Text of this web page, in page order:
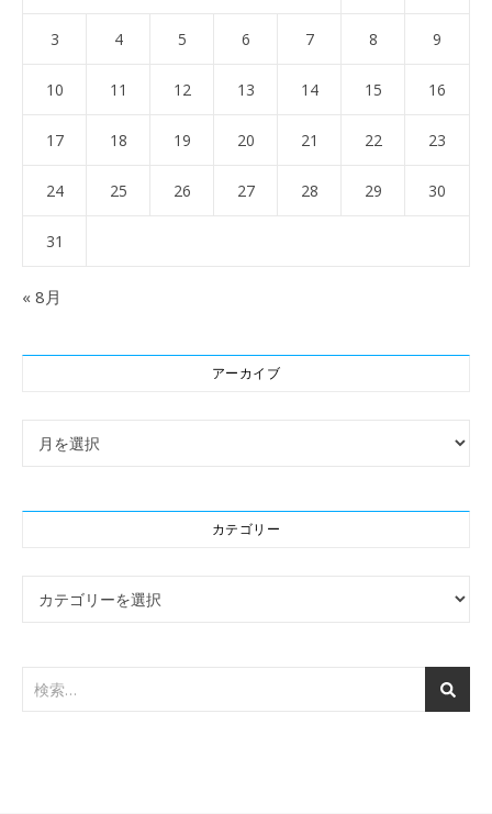
3 4 5 6 7 8 9
10 11 12 13 14 15 16
17 18 19 20 21 22 23
24 25 26 27 28 29 30
31
« 8月
アーカイブ
アーカイブ
カテゴリー
カテゴリー